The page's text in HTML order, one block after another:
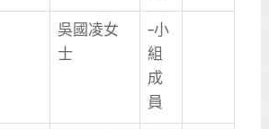
吳國凌女
士
–小
組
成
員